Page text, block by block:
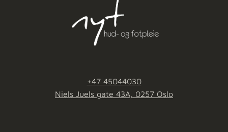
+47 45044030
Niels Juels gate 43A, 0257 Oslo